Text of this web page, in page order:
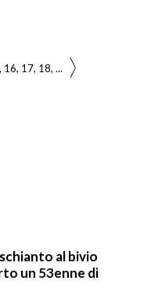
16 17 18 ...
al bivio
un 53enne di